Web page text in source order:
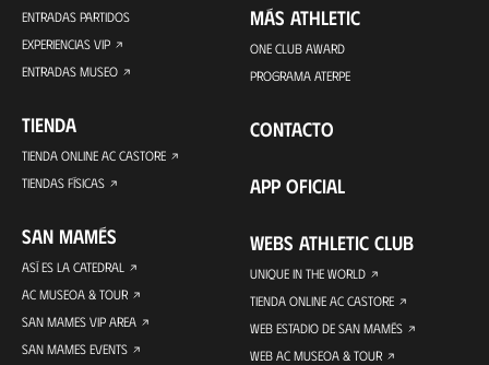
ENTRADAS PARTIDOS
EXPERIENCIAS VIP
ENTRADAS MUSEO
TIENDA
TIENDA ONLINE AC CASTORE
TIENDAS FÍSICAS
SAN MAMÉS
ASÍ ES LA CATEDRAL
AC MUSEOA & TOUR
SAN MAMES VIP AREA
SAN MAMES EVENTS
MÁS ATHLETIC
ONE CLUB AWARD
PROGRAMA ATERPE
CONTACTO
APP OFICIAL
WEBS ATHLETIC CLUB
UNIQUE IN THE WORLD
TIENDA ONLINE AC CASTORE
WEB ESTADIO DE SAN MAMÉS
WEB AC MUSEOA & TOUR